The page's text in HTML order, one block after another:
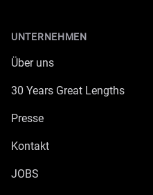
UNTERNEHMEN
Über uns
30 Years Great Lengths
Presse
Kontakt
JOBS